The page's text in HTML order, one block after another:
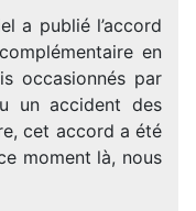
a publié l’accord
en
occasionnés par
un accident des
cet accord a été
moment là, nous